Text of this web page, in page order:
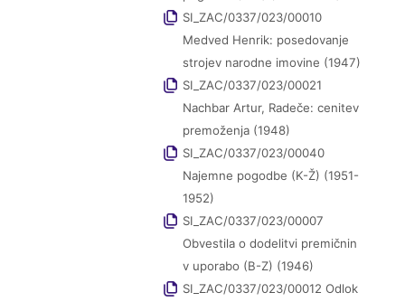
SI_ZAC/0337/023/00010
Medved Henrik: posedovanje
strojev narodne imovine (1947)
SI_ZAC/0337/023/00021
Nachbar Artur, Radeče: cenitev
premoženja (1948)
SI_ZAC/0337/023/00040
Najemne pogodbe (K-Ž) (1951-
1952)
SI_ZAC/0337/023/00007
Obvestila o dodelitvi premičnin
v uporabo (B-Z) (1946)
SI_ZAC/0337/023/00012 Odlok